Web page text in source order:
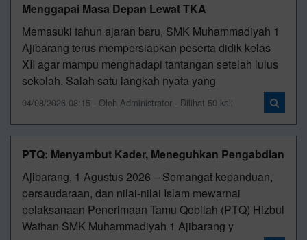
Menggapai Masa Depan Lewat TKA
Memasuki tahun ajaran baru, SMK Muhammadiyah 1
Ajibarang terus mempersiapkan peserta didik kelas
XII agar mampu menghadapi tantangan setelah lulus
sekolah. Salah satu langkah nyata yang
04/08/2026 08:15 - Oleh Administrator - Dilihat 50 kali
PTQ: Menyambut Kader, Meneguhkan Pengabdian
Ajibarang, 1 Agustus 2026 – Semangat kepanduan,
persaudaraan, dan nilai-nilai Islam mewarnai
pelaksanaan Penerimaan Tamu Qobilah (PTQ) Hizbul
Wathan SMK Muhammadiyah 1 Ajibarang y